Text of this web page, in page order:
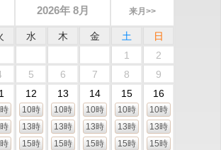
2026年 8月 来月>>
水 木 金 土
日
1
2
5 6 7 8
9
12
10時
13時
15時
13
10時
13時
15時
14
10時
13時
15時
15
10時
13時
15時
16
10時
13時
15時